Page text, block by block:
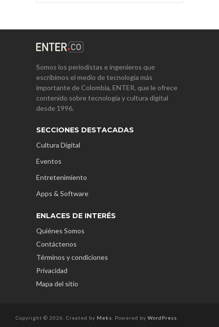
Somos los periodistas e ingenieros que
escribimos el medio de tecnología más
importante de Colombia, ENTER, que le ofrece
contenido sobre tecnología y cultura digital
desde 1996.
SECCIONES DESTACADAS
Cultura Digital
Eventos
Entretenimiento
Apps & Software
ENLACES DE INTERÉS
Quiénes Somos
Contáctenos
Términos y condiciones
Privacidad
Mapa del sitio
Copyright © 2026. Created by Meks . Powered by WordPress